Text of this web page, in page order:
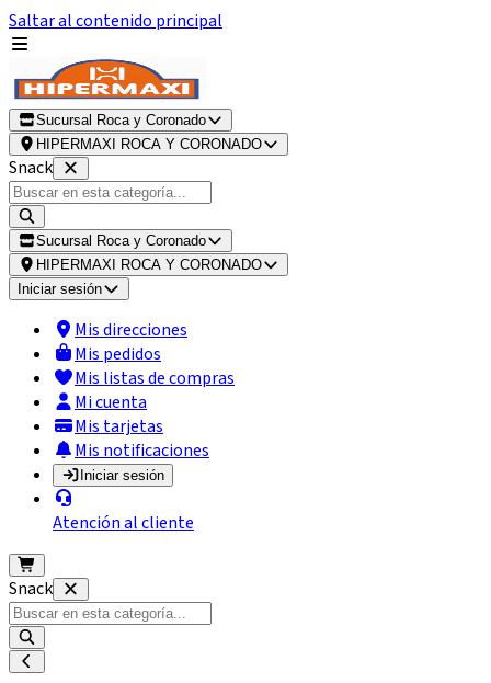
Saltar al contenido principal
Sucursal Roca y Coronado
HIPERMAXI ROCA Y CORONADO
Snack
Sucursal Roca y Coronado
HIPERMAXI ROCA Y CORONADO
Iniciar sesión
Mis direcciones
Mis pedidos
Mis listas de compras
Mi cuenta
Mis tarjetas
Mis notificaciones
Iniciar sesión
Atención al cliente
Snack